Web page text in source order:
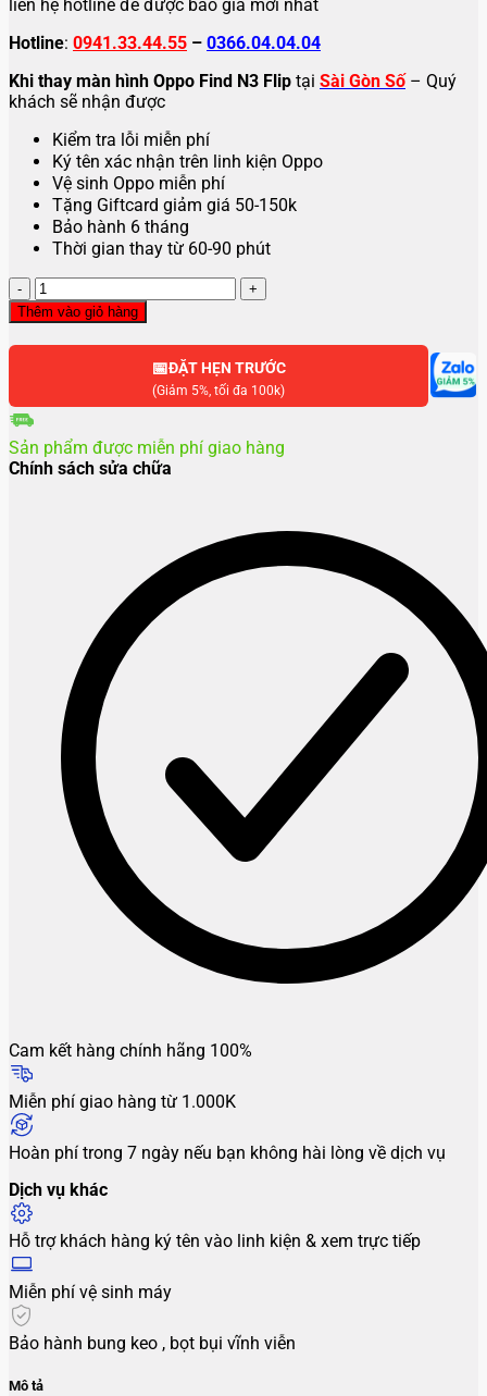
liên hệ hotline để được báo giá mới nhất
Hotline: 0941.33.44.55 – 0366.04.04.04
Khi thay màn hình Oppo Find N3 Flip tại Sài Gòn Số– Quý
khách sẽ nhận được
Kiểm tra lỗi miễn phí
Ký tên xác nhận trên linh kiện Oppo
Vệ sinh Oppo miễn phí
Tặng Giftcard giảm giá 50-150k
Bảo hành 6 tháng
Thời gian thay từ 60-90 phút
Thay
màn
hình
Oppo
Flip
lượng
Thêm vào giỏ hàng
📅ĐẶT HẸN TRƯỚC
(Giảm 5%, tối đa 100k)
Sản phẩm được miễn phí giao hàng
Chính sách sửa chữa
Cam kết hàng chính hãng 100%
Miễn phí giao hàng từ 1.000K
Hoàn phí trong 7 ngày nếu bạn không hài lòng về dịch vụ
Dịch vụ khác
Hỗ trợ khách hàng ký tên vào linh kiện & xem trực tiếp
Miễn phí vệ sinh máy
Bảo hành bung keo , bọt bụi vĩnh viễn
Mô tả